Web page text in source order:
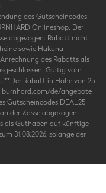
des Gutscheincodes
Onlineshop. Der
abgezogen. Rabatt nicht
sowie Hakuna
des Rabatts als
Gültig vom
**Der Rabatt in Höhe von 25
burnhard.com/de/angebote
Gutscheincodes DEAL25
der Kasse abgezogen.
als Guthaben auf künftige
31.08.2026, solange der